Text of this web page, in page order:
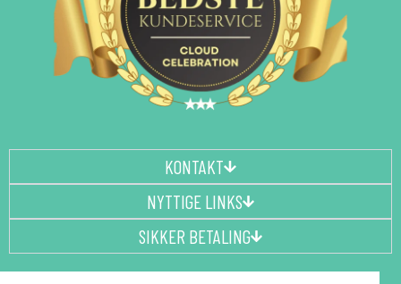
KONTAKT
NYTTIGE LINKS
SIKKER BETALING